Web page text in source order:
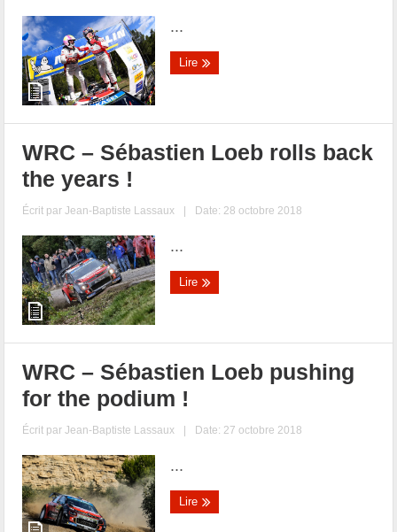
...
Lire
WRC – Sébastien Loeb rolls back
the years !
Écrit parJean-Baptiste Lassaux | Date: 28 octobre 2018
...
Lire
WRC – Sébastien Loeb pushing
for the podium !
Écrit parJean-Baptiste Lassaux | Date: 27 octobre 2018
...
Lire